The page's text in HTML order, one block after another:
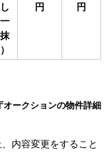
一
円
円
ークションの物件詳細
内容変更をすること